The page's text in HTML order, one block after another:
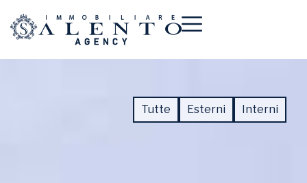
Tutte Esterni Interni